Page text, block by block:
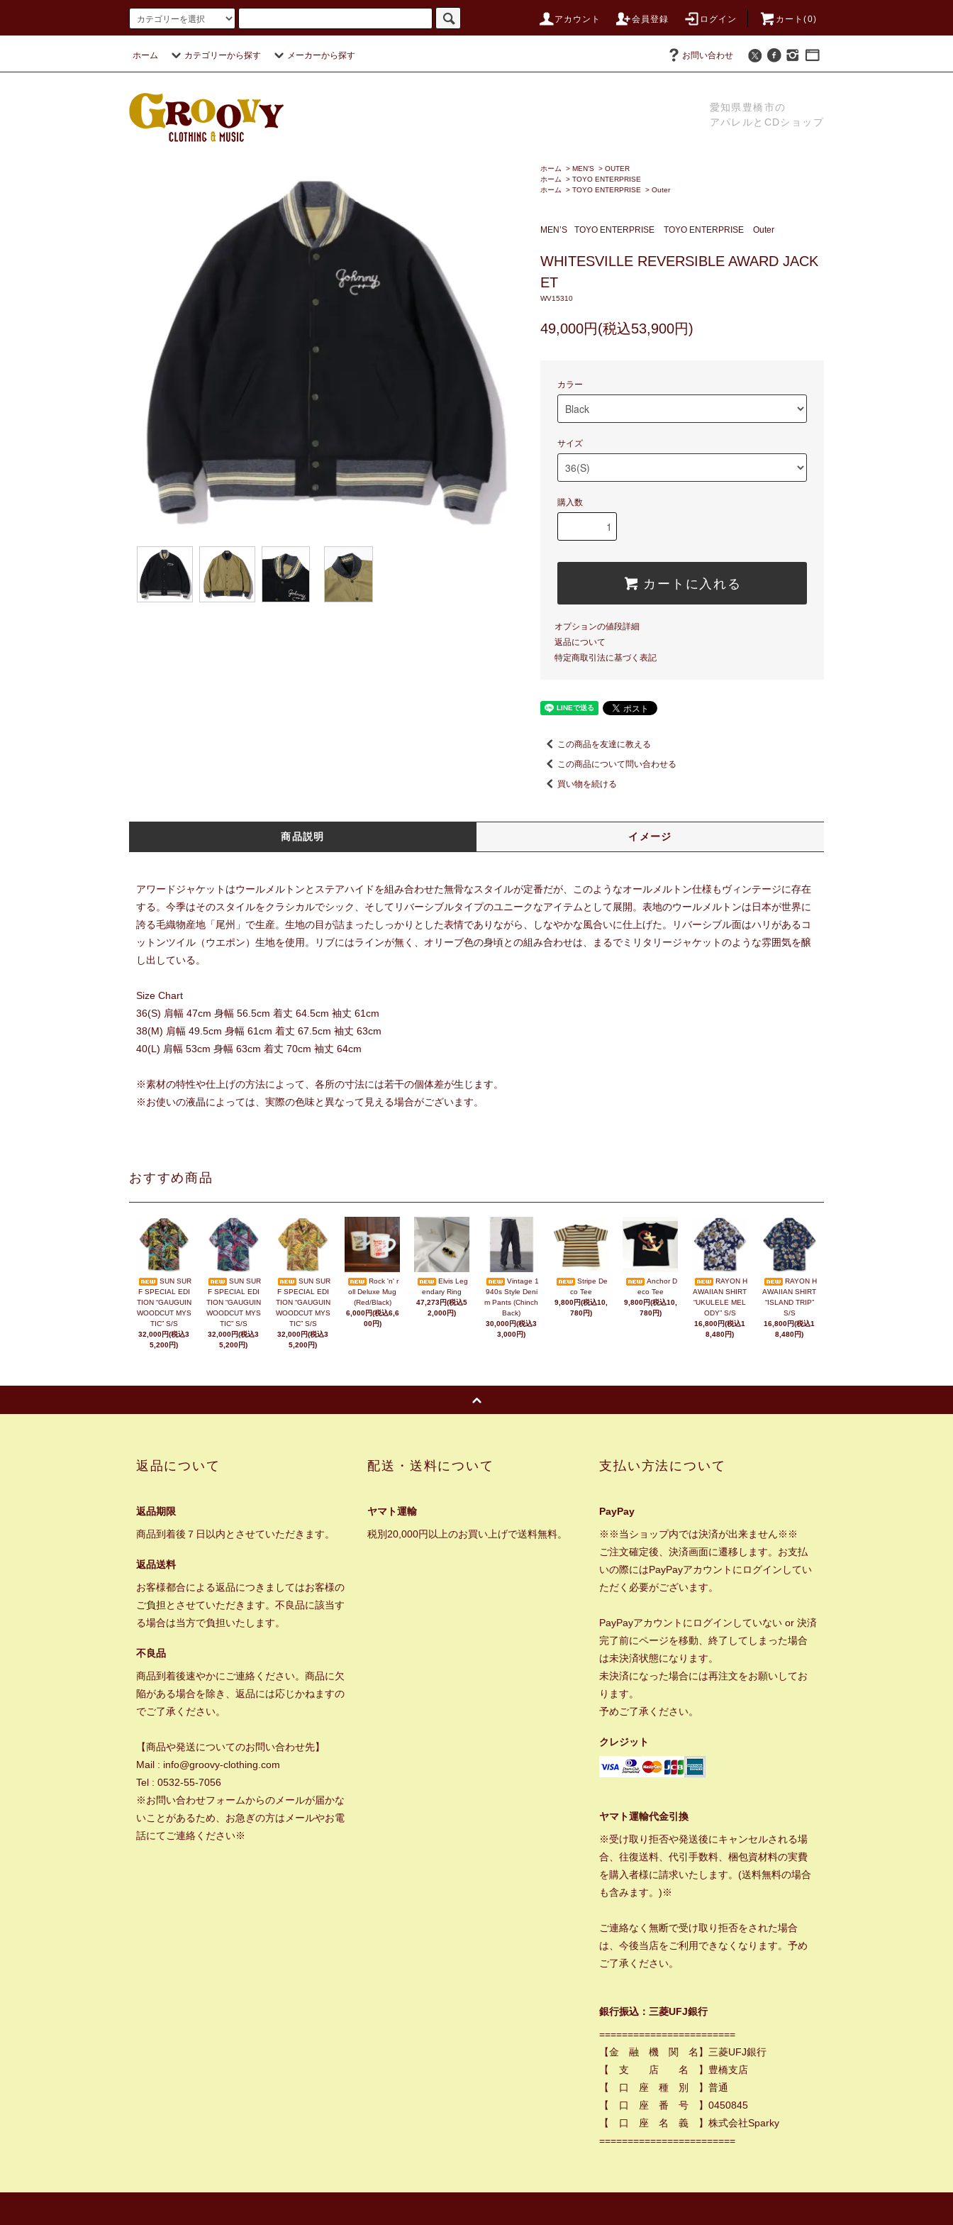
アカウント 会員登録 ログイン カート(0)
ホーム カテゴリーから探す メーカーから探す お問い合わせ
愛知県豊橋市の
アパレルとCDショップ
ホーム > MEN’S > OUTER
ホーム
> TOYO ENTERPRISE
ホーム
> TOYO ENTERPRISE > Outer
MEN’S TOYO ENTERPRISE TOYO ENTERPRISE Outer
WHITESVILLE REVERSIBLE AWARD JACK
ET
WV15310
49,000円(税込53,900円)
カラー
サイズ
購入数
カートに入れる
オプションの値段詳細
返品について
特定商取引法に基づく表記
この商品を友達に教える
この商品について問い合わせる
買い物を続ける
商品説明 イメージ
アワードジャケットはウールメルトンとステアハイドを組み合わせた無骨なスタイルが定番だが、このようなオールメルトン仕様もヴィンテージに存在
する。今季はそのスタイルをクラシカルでシック、そしてリバーシブルタイプのユニークなアイテムとして展開。表地のウールメルトンは日本が世界に
誇る毛織物産地「尾州」で生産。生地の目が詰まったしっかりとした表情でありながら、しなやかな風合いに仕上げた。リバーシブル面はハリがあるコ
ットンツイル（ウエポン）生地を使用。リブにはラインが無く、オリーブ色の身頃との組み合わせは、まるでミリタリージャケットのような雰囲気を醸
し出している。
Size Chart
36(S) 肩幅 47cm 身幅 56.5cm 着丈 64.5cm 袖丈 61cm
38(M) 肩幅 49.5cm 身幅 61cm 着丈 67.5cm 袖丈 63cm
40(L) 肩幅 53cm 身幅 63cm 着丈 70cm 袖丈 64cm
※素材の特性や仕上げの方法によって、各所の寸法には若干の個体差が生じます。
※お使いの液晶によっては、実際の色味と異なって見える場合がございます。
おすすめ商品
SUN SUR
F SPECIAL EDI
TION “GAUGUIN
WOODCUT MYS
TIC” S/S
32,000円(税込3
5,200円)
SUN SUR
F SPECIAL EDI
TION “GAUGUIN
WOODCUT MYS
TIC” S/S
32,000円(税込3
5,200円)
SUN SUR
F SPECIAL EDI
TION “GAUGUIN
WOODCUT MYS
TIC” S/S
32,000円(税込3
5,200円)
Rock 'n' r
oll Deluxe Mug
(Red/Black)
6,000円(税込6,6
00円)
Elvis Leg
endary Ring
47,273円(税込5
2,000円)
Vintage 1
940s Style Deni
m Pants (Chinch
Back)
30,000円(税込3
3,000円)
Stripe De
co Tee
9,800円(税込10,
780円)
Anchor D
eco Tee
9,800円(税込10,
780円)
RAYON H
AWAIIAN SHIRT
“UKULELE MEL
ODY” S/S
16,800円(税込1
8,480円)
RAYON H
AWAIIAN SHIRT
“ISLAND TRIP”
S/S
16,800円(税込1
8,480円)
返品について
返品期限
商品到着後７日以内とさせていただきます。
返品送料
お客様都合による返品につきましてはお客様の
ご負担とさせていただきます。不良品に該当す
る場合は当方で負担いたします。
不良品
商品到着後速やかにご連絡ください。商品に欠
陥がある場合を除き、返品には応じかねますの
でご了承ください。
【商品や発送についてのお問い合わせ先】
Mail : info@groovy-clothing.com
Tel : 0532-55-7056
※お問い合わせフォームからのメールが届かな
いことがあるため、お急ぎの方はメールやお電
話にてご連絡ください※
配送・送料について
ヤマト運輸
税別20,000円以上のお買い上げで送料無料。
支払い方法について
PayPay
※※当ショップ内では決済が出来ません※※
ご注文確定後、決済画面に遷移します。お支払
いの際にはPayPayアカウントにログインしてい
ただく必要がございます。
PayPayアカウントにログインしていない or 決済
完了前にページを移動、終了してしまった場合
は未決済状態になります。
未決済になった場合には再注文をお願いしてお
ります。
予めご了承ください。
クレジット
ヤマト運輸代金引換
※受け取り拒否や発送後にキャンセルされる場
合、往復送料、代引手数料、梱包資材料の実費
を購入者様に請求いたします。(送料無料の場合
も含みます。)※
ご連絡なく無断で受け取り拒否をされた場合
は、今後当店をご利用できなくなります。予め
ご了承ください。
銀行振込：三菱UFJ銀行
========================
【金 融 機 関 名】三菱UFJ銀行
【 支 店 名 】豊橋支店
【 口 座 種 別 】普通
【 口 座 番 号 】0450845
【 口 座 名 義 】株式会社Sparky
========================